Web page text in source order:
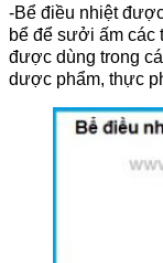
-Bể điều nhiệt
bể để sưởi ấm các
được dùng trong
dược phẩm, thực